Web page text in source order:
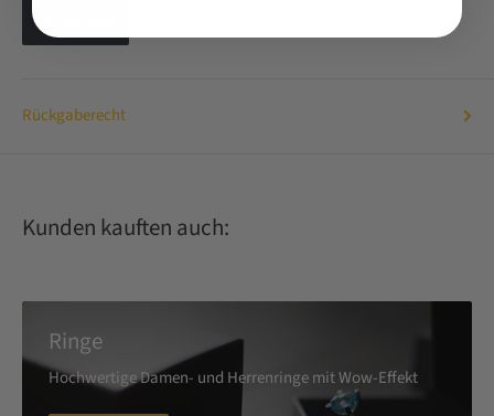
berechnen
Rückgaberecht
Kunden kauften auch:
Ringe
Hochwertige Damen- und Herrenringe mit Wow-Effekt